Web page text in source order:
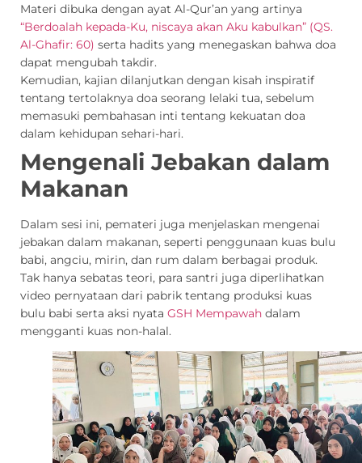
Materi dibuka dengan ayat Al-Qur’an yang artinya
“Berdoalah kepada-Ku, niscaya akan Aku kabulkan” (QS.
Al-Ghafir: 60) serta hadits yang menegaskan bahwa doa
dapat mengubah takdir.
Kemudian, kajian dilanjutkan dengan kisah inspiratif
tentang tertolaknya doa seorang lelaki tua, sebelum
memasuki pembahasan inti tentang kekuatan doa
dalam kehidupan sehari-hari.
Mengenali Jebakan dalam
Makanan
Dalam sesi ini, pemateri juga menjelaskan mengenai
jebakan dalam makanan, seperti penggunaan kuas bulu
babi, angciu, mirin, dan rum dalam berbagai produk.
Tak hanya sebatas teori, para santri juga diperlihatkan
video pernyataan dari pabrik tentang produksi kuas
bulu babi serta aksi nyata GSH Mempawah dalam
mengganti kuas non-halal.